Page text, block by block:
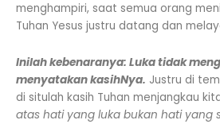
menghampiri, saat semua orang
Tuhan Yesus justru datang dan
Inilah kebenaranya: Luka tidak
menyatakan kasihNya. Justru di
di situlah kasih Tuhan menjangkau
atas hati yang luka bukan hati yang